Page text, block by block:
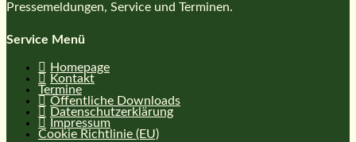
Pressemeldungen, Service und Terminen.
Service Menü
Homepage
Kontakt
Termine
Öffentliche Downloads
Datenschutzerklärung
Impressum
Cookie Richtlinie (EU)